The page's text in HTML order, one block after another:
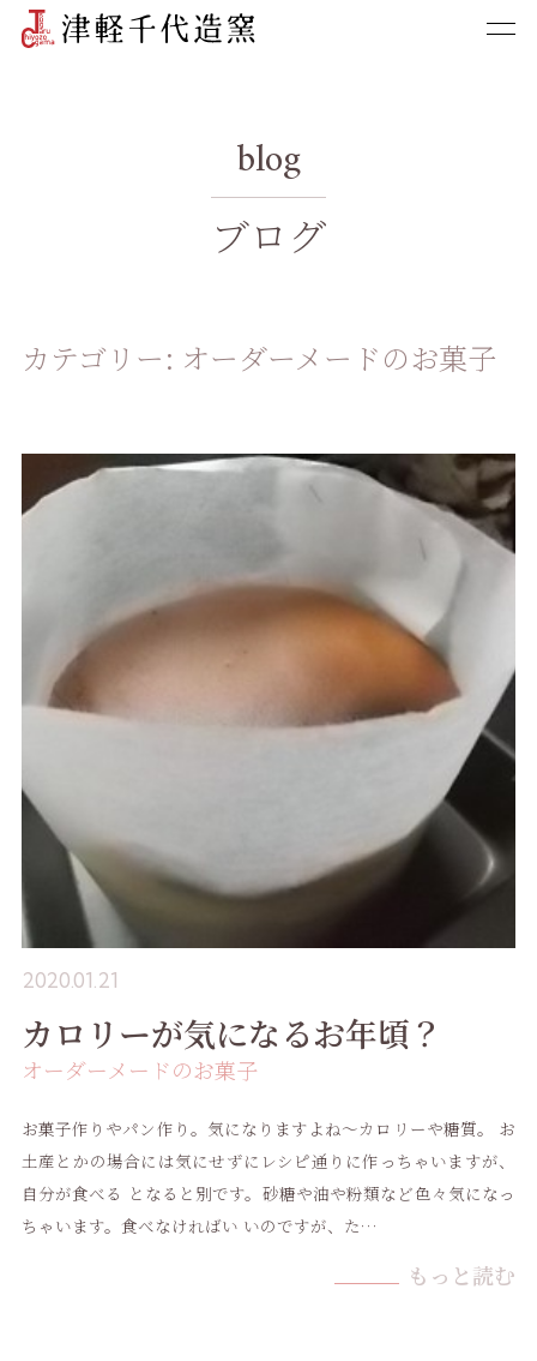
blog
ブログ
カテゴリー: オーダーメードのお菓子
2020.01.21
カロリーが気になるお年頃？
オーダーメードのお菓子
お菓子作りやパン作り。気になりますよね〜カロリーや糖質。 お
土産とかの場合には気にせずにレシピ通りに作っちゃいますが、
自分が食べる となると別です。砂糖や油や粉類など色々気になっ
ちゃいます。食べなければい いのですが、た…
もっと読む